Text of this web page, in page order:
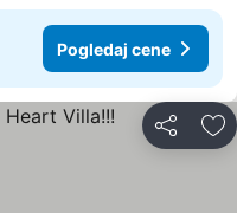
Pogledaj cene
Deli